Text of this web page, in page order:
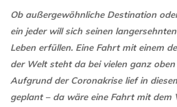
Ob außergewöhnliche Destination
ein jeder will sich seinen
Leben erfüllen. Eine Fahrt mit einem
der Welt steht da bei vielen ganz
Aufgrund der Coronakrise lief in
geplant – da wäre eine Fahrt mit dem